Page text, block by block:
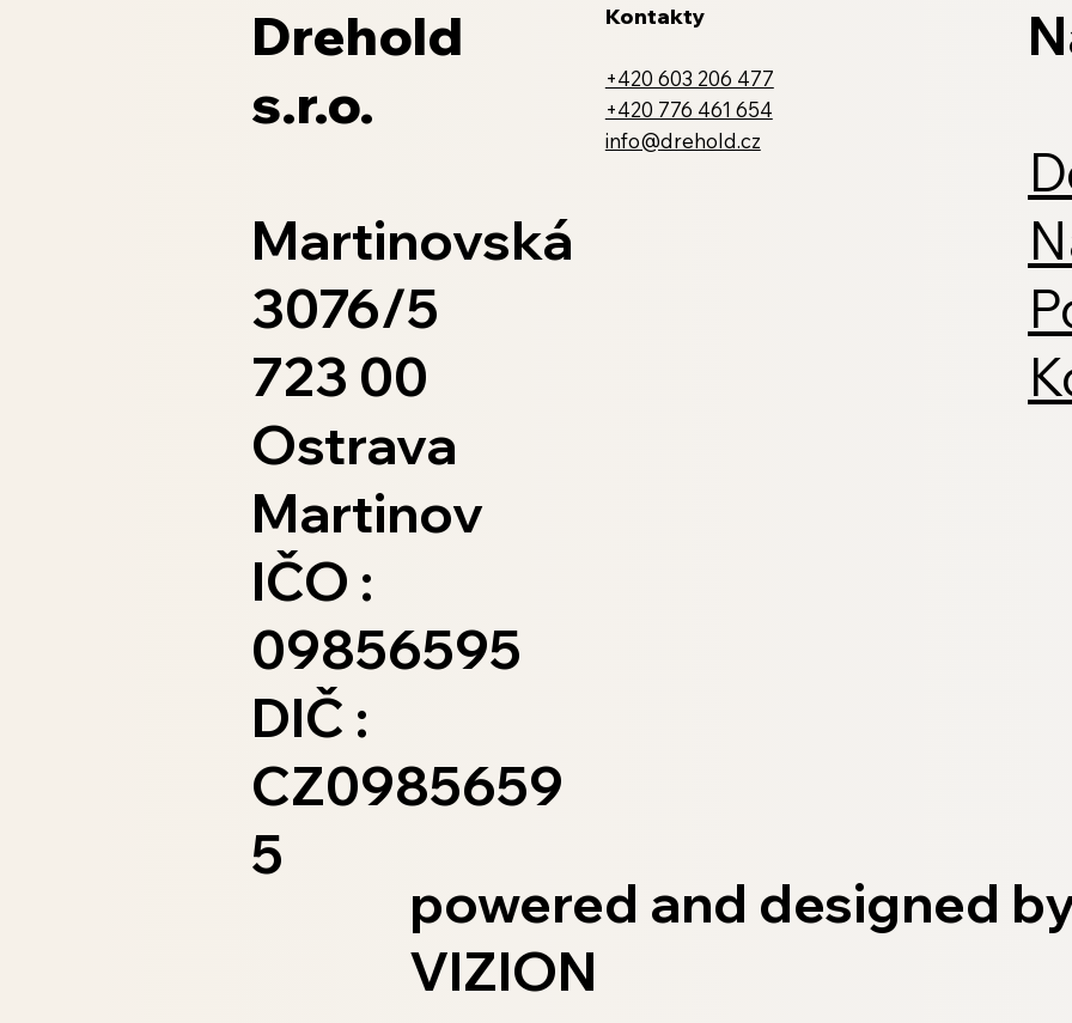
Drehold
s.r.o.
Martinovská
3076/5
723 00
Ostrava
Martinov
IČO :
09856595
DIČ :
CZ0985659
5
Kontakty
+420 603 206 477
+420 776 461 654
info@drehold.cz
powered and designed
VIZION